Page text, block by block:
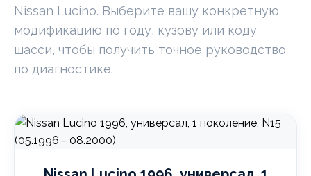
Nissan Lucino. Выберите вашу конкретную
модификацию по году, кузову или коду
шасси, чтобы получить точное руководство
по диагностике.